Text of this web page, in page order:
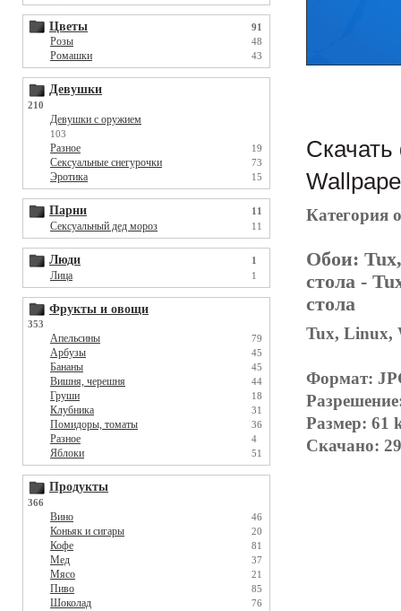
Цветы 91
Розы 48
Ромашки 43
Девушки
210
Девушки с оружием
103
Разное 19
Сексуальные снегурочки 73
Эротика 15
Парни 11
Сексуальный дед мороз 11
Люди 1
Лица 1
Фрукты и овощи
353
Апельсины 79
Арбузы 45
Бананы 45
Вишня, черешня 44
Груши 18
Клубника 31
Помидоры, томаты 36
Разное 4
Яблоки 51
Продукты
366
Вино 46
Коньяк и сигары 20
Кофе 81
Мед 37
Мясо 21
Пиво 85
Шоколад 76
Скачать
Категория
Обои:
стола-
стола
Tux, Linux,
Формат:
Размер: 61
Скачано: